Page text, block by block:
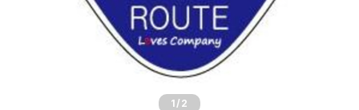
1 /2